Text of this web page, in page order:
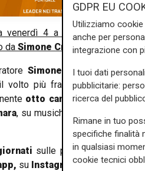
d
e
o
venerdì 4 a domenica 6
da Simone Cristicchi.
Simone Cristicchi,
volto più fragile e umano del
otto canzoniinedite
, su musiche originali dalle
sulle principali notizie
su Instagram,suYoutubee
GDPR EU
Utilizziamo
anche per
integrazione con
I tuoi dati
pubblicitarie:
ricerca del
Rimane in tuo
specifiche finalità
in qualsiasi
cookie tecnici